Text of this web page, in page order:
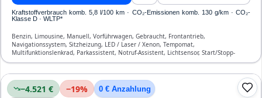
Kraftstoffverbrauch komb. 5,8 l/100 km · CO₂-Emissionen komb. 130 g/km · CO₂-
Klasse D · WLTP*
Benzin, Limousine, Manuell, Vorführwagen, Gebraucht, Frontantrieb,
Navigationssystem, Sitzheizung, LED / Laser / Xenon, Tempomat,
Multifunktionslenkrad, Parkassistent, Notruf-Assistent, Lichtsensor, Start/Stopp-
Automatik, Bluetooth, Freisprecheinrichtung, Verkehrszeichen-Erkennung, ESP, ABS,
−4.521 € −19% 0 € Anzahlung